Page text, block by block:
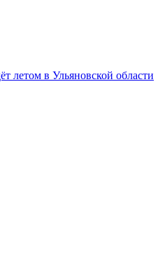
летом в Ульяновской области